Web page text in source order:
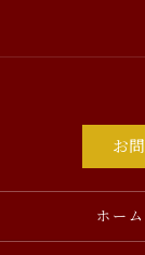
お
ホーム